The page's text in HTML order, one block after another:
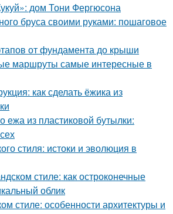
дом Тони Фергюсона
бруса своими руками: пошаговое
от фундамента до крыши
маршруты самые интересные в
как сделать ёжика из
ежа из пластиковой бутылки:
стиля: истоки и эволюция в
стиле: как остроконечные
облик
стиле: особенности архитектуры и